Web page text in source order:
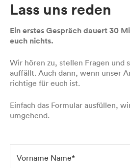
Lass uns reden
Ein erstes Gespräch dauert 30
euch nichts.
Wir hören zu, stellen Fragen und
auffällt. Auch dann, wenn unser
richtige für euch ist.
Einfach das Formular ausfüllen,
umgehend.
Vorname Name*